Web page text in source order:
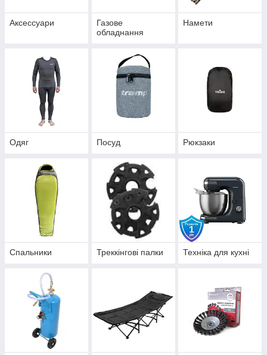
Аксессуари
Газове
обладнання
Намети
Одяг Посуд Рюкзаки
Спальники Треккінгові палки Техніка для кухні